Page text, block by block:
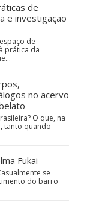
de
e investigação
de
prática da
no acervo
O que, na
tanto quando
Fukai
se
do barro